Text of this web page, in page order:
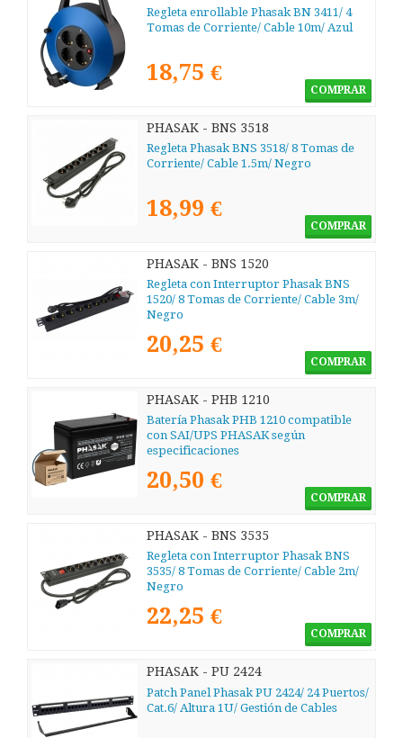
Regleta enrollable Phasak BN 3411/ 4
Tomas de Corriente/ Cable 10m/ Azul
18,75 €
COMPRAR
PHASAK - BNS 3518
Regleta Phasak BNS 3518/ 8 Tomas de
Corriente/ Cable 1.5m/ Negro
18,99 €
COMPRAR
PHASAK - BNS 1520
Regleta con Interruptor Phasak BNS
1520/ 8 Tomas de Corriente/ Cable 3m/
Negro
20,25 €
COMPRAR
PHASAK - PHB 1210
Batería Phasak PHB 1210 compatible
con SAI/UPS PHASAK según
especificaciones
20,50 €
COMPRAR
PHASAK - BNS 3535
Regleta con Interruptor Phasak BNS
3535/ 8 Tomas de Corriente/ Cable 2m/
Negro
22,25 €
COMPRAR
PHASAK - PU 2424
Patch Panel Phasak PU 2424/ 24 Puertos/
Cat.6/ Altura 1U/ Gestión de Cables